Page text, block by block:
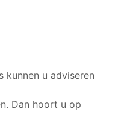
kunnen u adviseren
Dan hoort u op